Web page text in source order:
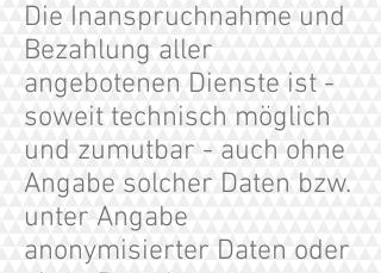
Die Inanspruchnahme und
Bezahlung aller
angebotenen Dienste ist -
soweit technisch möglich
und zumutbar - auch ohne
Angabe solcher Daten bzw.
unter Angabe
anonymisierter Daten oder